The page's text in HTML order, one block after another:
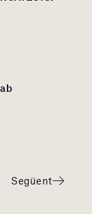
Següent